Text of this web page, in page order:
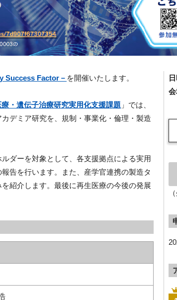
Success Factor－ を開催いたします。
・遺伝子治療研究実用化支援課題 」では、
デミア研究を、規制・事業化・倫理・製造
ダーを対象として、各支援拠点による実用
告を行います。また、産学官連携の製造タ
紹介します。最後に再生医療の今後の発展